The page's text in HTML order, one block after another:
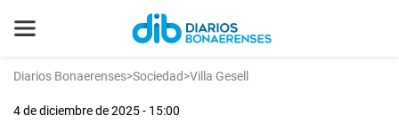
Diarios Bonaerenses>Sociedad>Villa Gesell
4 de diciembre de 2025 - 15:00